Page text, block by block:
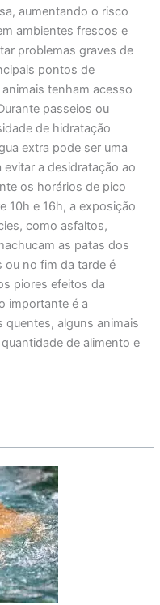
aumentando o risco
ambientes frescos e
problemas graves de
pontos de
tenham acesso
passeios ou
de hidratação
extra pode ser uma
a desidratação ao
os horários de pico
10h e 16h, a exposição
como asfaltos,
as patas dos
ou no fim da tarde é
piores efeitos da
importante é a
quentes, alguns animais
de alimento e